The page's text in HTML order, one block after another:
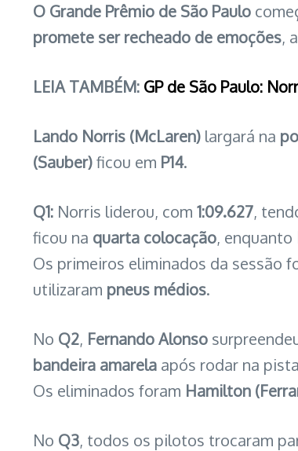
O Grande Prêmio de São Paulo
promete ser recheado de emoções, a
LEIA TAMBÉM: GP de São Paulo:
Lando Norris (McLaren) largará na
(Sauber)ficou em P14.
Q1: Norris liderou, com 1:09.627,
ficou na quarta colocação, enquanto
Os primeiros eliminados da sessão
utilizaram pneus médios.
No Q2, Fernando Alonso
bandeira amarela após rodar na
Os eliminados foram Hamilton
No Q3, todos os pilotos trocaram